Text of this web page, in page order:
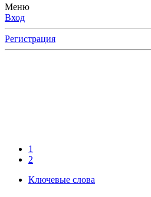
Меню
Вход
Регистрация
1
2
Ключевые слова